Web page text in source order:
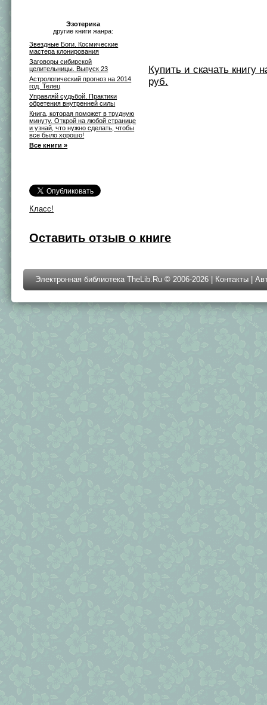
Эзотерика
другие книги жанра:
Звездные Боги. Космические
мастера клонирования
Заговоры сибирской
целительницы. Выпуск 23
Астрологический прогноз на 2014
год. Телец
Управляй судьбой. Практики
обретения внутренней силы
Книга, которая поможет в трудную
минуту. Открой на любой странице
и узнай, что нужно сделать, чтобы
все было хорошо!
Все книги »
Класс!
Купить и скачать книгу
руб.
Оставить отзыв о книге
Электронная библиотека TheLib.Ru © 2006-2026 | Контакты |